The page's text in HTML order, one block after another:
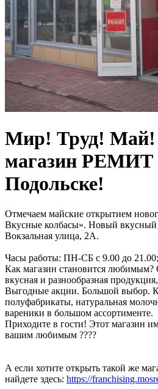
Мир! Труд!
магазин РЕМИТ
Подольске!
Отмечаем майские открытием
Вкусные колбасы». Новый вкусный
Вокзальная улица, 2А.
Часы работы: ПН-СБ с 9.00 до
Как магазин становится любимым?
вкусная и разнообразная
Выгодные акции. Большой выбор.
полуфабрикаты, натуральная
вареники в большом ассортименте.
Приходите в гости! Этот магазин
вашим любимым ????
А если хотите открыть такой же
найдете здесь: https://